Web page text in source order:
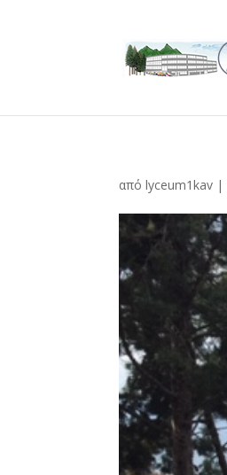
απόlyceum1kav |